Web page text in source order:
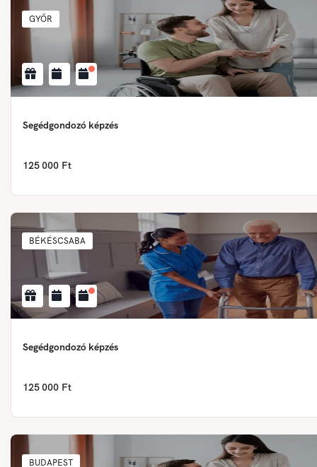
GYŐR
Segédgondozó képzés
125 000 Ft
BÉKÉSCSABA
Segédgondozó képzés
125 000 Ft
BUDAPEST